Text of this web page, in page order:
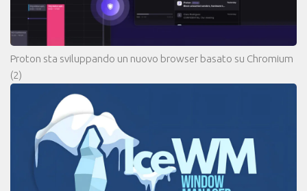
Proton sta sviluppando un nuovo browser basato su Chromium
(2)